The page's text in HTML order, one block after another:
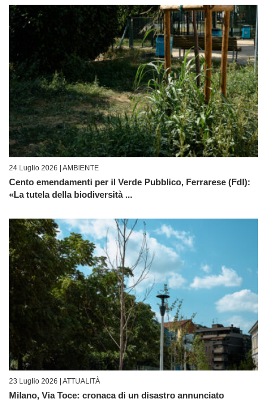
24 Luglio 2026 | AMBIENTE
Cento emendamenti per il Verde Pubblico, Ferrarese (FdI):
«La tutela della biodiversità ...
23 Luglio 2026 | ATTUALITÀ
Milano, Via Toce: cronaca di un disastro annunciato